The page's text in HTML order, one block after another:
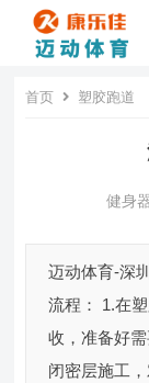
首页 塑胶跑道
健身
迈动体育-深
流程： 1.在
收，准备好
闭密层施工